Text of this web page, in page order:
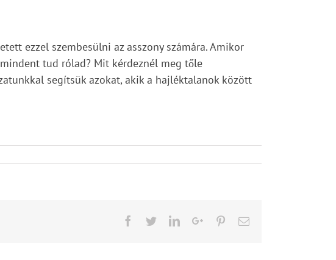
ezzel szembesülni az asszony számára. Amikor
tud rólad? Mit kérdeznél meg tőle
segítsük azokat, akik a hajléktalanok között
Facebook
TwitterLinkedInGoogle+PinterestEmail